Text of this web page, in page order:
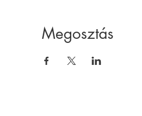
Megosztás